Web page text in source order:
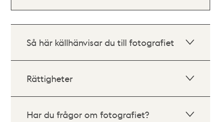
Så här källhänvisar du till fotografiet
Rättigheter
Har du frågor om fotografiet?